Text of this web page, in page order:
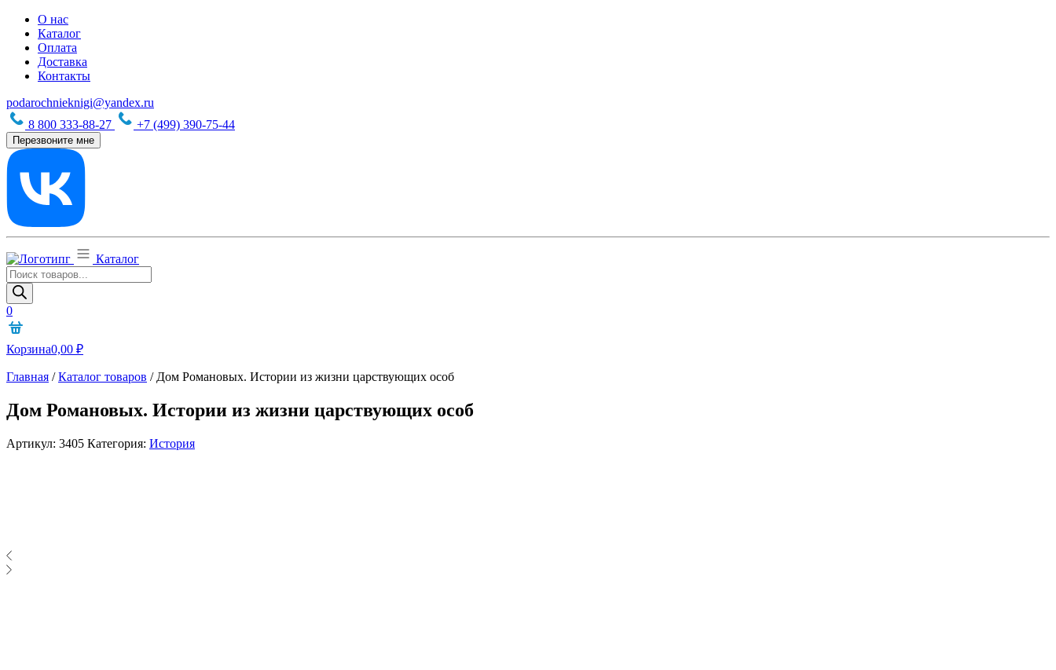
О нас
Каталог
Оплата
Доставка
Контакты
podarochnieknigi@yandex.ru
8 800 333-88-27
+7 (499) 390-75-44
Перезвоните мне
Каталог
Поиск
товаров
0
Корзина0,00 ₽
Главная /Каталог товаров / Дом Романовых. Истории из жизни царствующих особ
Дом Романовых. Истории из жизни царствующих особ
Артикул: 3405 Категория: История